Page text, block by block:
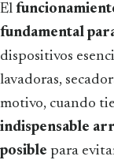
El
fundamental
dispositivos
lavadoras,
motivo, cuando
indispensable
posible para